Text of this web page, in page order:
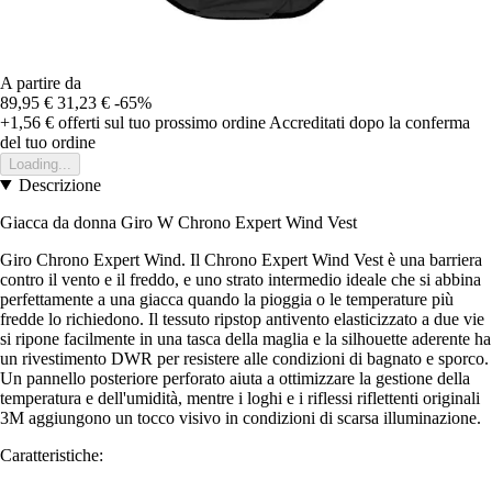
A partire da
89,95 € 31,23 € -65%
+1,56 € offerti sul tuo prossimo ordine Accreditati dopo la conferma
del tuo ordine
Loading...
Descrizione
Giacca da donna Giro W Chrono Expert Wind Vest
Giro Chrono Expert Wind. Il Chrono Expert Wind Vest è una barriera
contro il vento e il freddo, e uno strato intermedio ideale che si abbina
perfettamente a una giacca quando la pioggia o le temperature più
fredde lo richiedono. Il tessuto ripstop antivento elasticizzato a due vie
si ripone facilmente in una tasca della maglia e la silhouette aderente ha
un rivestimento DWR per resistere alle condizioni di bagnato e sporco.
Un pannello posteriore perforato aiuta a ottimizzare la gestione della
temperatura e dell'umidità, mentre i loghi e i riflessi riflettenti originali
3M aggiungono un tocco visivo in condizioni di scarsa illuminazione.
Caratteristiche: